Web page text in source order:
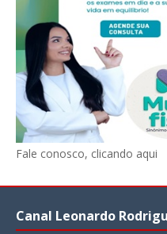
Fale conosco, clicando aqui
Canal Leonardo